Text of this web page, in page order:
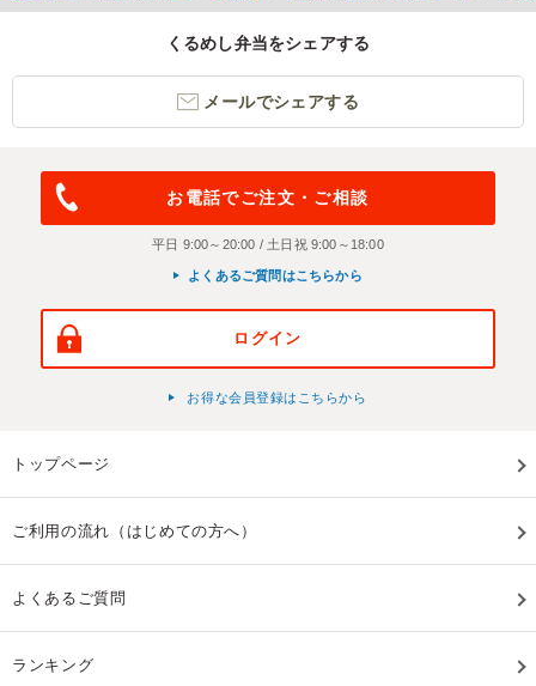
くるめし弁当をシェアする
メールでシェアする
お電話でご注文・ご相談
平日 9:00～20:00 / 土日祝 9:00～18:00
よくあるご質問はこちらから
ログイン
お得な会員登録はこちらから
トップページ
ご利用の流れ（はじめての方へ）
よくあるご質問
ランキング